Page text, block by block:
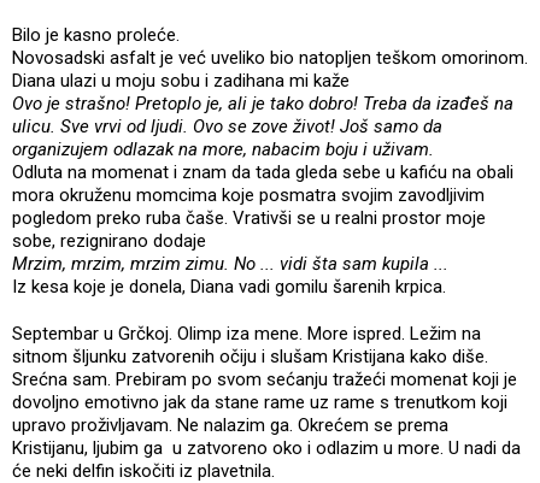
Bilo je kasno proleće.
Novosadski asfalt je već uveliko bio natopljen teškom omorinom.
Diana ulazi u moju sobu i zadihana mi kaže
Ovo je strašno! Pretoplo je, ali je tako dobro! Treba da izađeš na
ulicu. Sve vrvi od ljudi. Ovo se zove život! Još samo da
organizujem odlazak na more, nabacim boju i uživam.
Odluta na momenat i znam da tada gleda sebe u kafiću na obali
mora okruženu momcima koje posmatra svojim zavodljivim
pogledom preko ruba čaše. Vrativši se u realni prostor moje
sobe, rezignirano dodaje
Mrzim, mrzim, mrzim zimu. No ... vidi šta sam kupila ...
Iz kesa koje je donela, Diana vadi gomilu šarenih krpica.
Septembar u Grčkoj. Olimp iza mene. More ispred. Ležim na
sitnom šljunku zatvorenih očiju i slušam Kristijana kako diše.
Srećna sam. Prebiram po svom sećanju tražeći momenat koji je
dovoljno emotivno jak da stane rame uz rame s trenutkom koji
upravo proživljavam. Ne nalazim ga. Okrećem se prema
Kristijanu, ljubim ga u zatvoreno oko i odlazim u more. U nadi da
će neki delfin iskočiti iz plavetnila.